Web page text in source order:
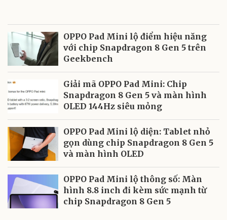
OPPO Pad Mini lộ điểm hiệu năng
với chip Snapdragon 8 Gen 5 trên
Geekbench
Giải mã OPPO Pad Mini: Chip
Snapdragon 8 Gen 5 và màn hình
OLED 144Hz siêu mỏng
OPPO Pad Mini lộ diện: Tablet nhỏ
gọn dùng chip Snapdragon 8 Gen 5
và màn hình OLED
OPPO Pad Mini lộ thông số: Màn
hình 8.8 inch đi kèm sức mạnh từ
chip Snapdragon 8 Gen 5